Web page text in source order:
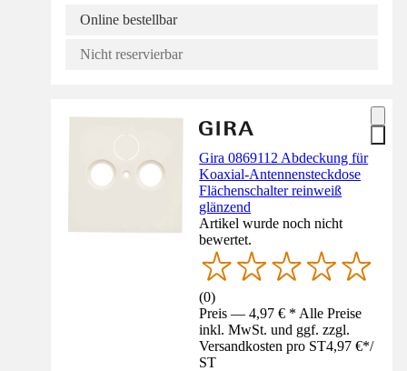
Online bestellbar
Nicht reservierbar
Gira 0869112 Abdeckung für
Koaxial-Antennensteckdose
Flächenschalter reinweiß
glänzend
Artikel wurde noch nicht
bewertet.
(0)
Preis — 4,97 € * Alle Preise
inkl. MwSt. und ggf. zzgl.
Versandkosten pro ST4,97 €*/
ST